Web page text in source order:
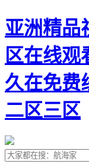
亚洲精品
区在线观
久在免费
二区三区